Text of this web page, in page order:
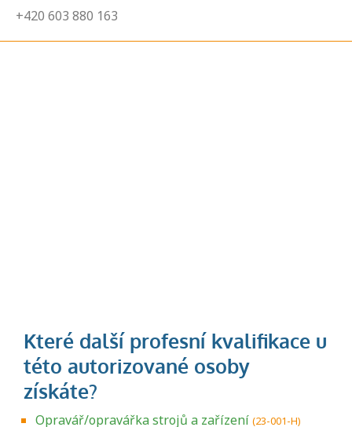
+420 603 880 163
Opravář/opravářka strojů a zařízení (23-001-H)